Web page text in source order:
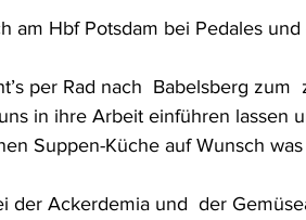
am Hbf Potsdam bei Pedales
per Rad nach  Babelsberg zum
in ihre Arbeit einführen lassen
Suppen-Küche auf Wunsch
der Ackerdemia und  der